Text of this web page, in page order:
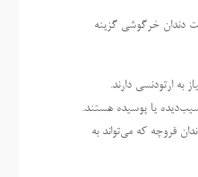
دندان خرگوشی گزینه
ارتودنسی دارند.
یا پوسیده هستند.
قروچه که می‌تواند به